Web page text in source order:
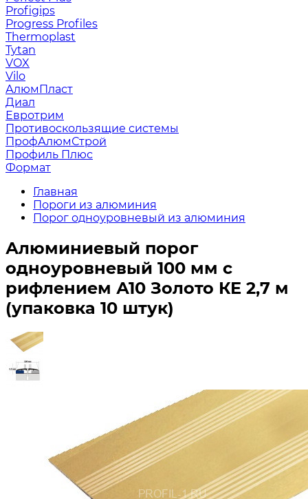
Profigips
Progress Profiles
Thermoplast
Tytan
VOX
Vilo
АлюмПласт
Диал
Евротрим
Противоскользящие системы
ПрофАлюмСтрой
Профиль Плюс
Формат
Главная
Пороги из алюминия
Порог одноуровневый из алюминия
Алюминиевый порог
одноуровневый 100 мм с
рифлением А10 Золото КЕ 2,7 м
(упаковка 10 штук)